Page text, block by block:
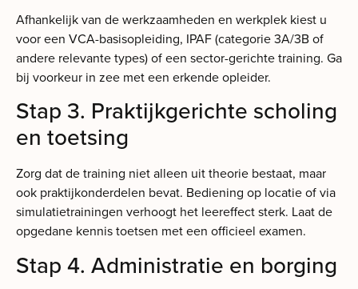
Afhankelijk van de werkzaamheden en werkplek kiest u
voor een VCA-basisopleiding, IPAF (categorie 3A/3B of
andere relevante types) of een sector-gerichte training. Ga
bij voorkeur in zee met een erkende opleider.
Stap 3. Praktijkgerichte scholing
en toetsing
Zorg dat de training niet alleen uit theorie bestaat, maar
ook praktijkonderdelen bevat. Bediening op locatie of via
simulatietrainingen verhoogt het leereffect sterk. Laat de
opgedane kennis toetsen met een officieel examen.
Stap 4. Administratie en borging